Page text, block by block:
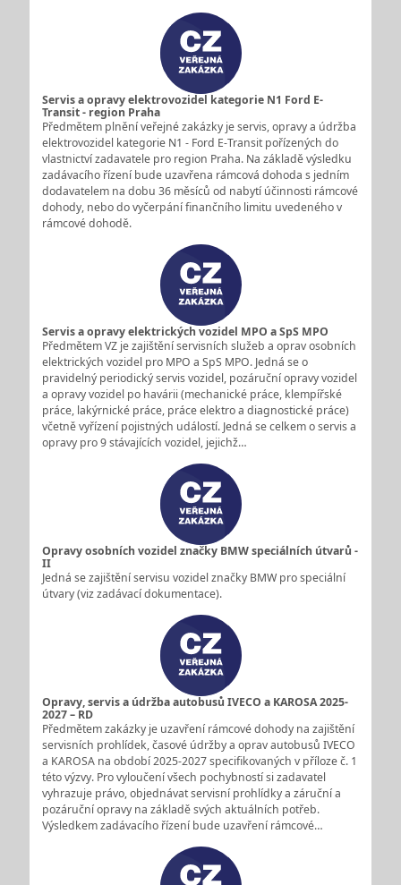
Servis a opravy elektrovozidel kategorie N1 Ford E-
Transit - region Praha
Předmětem plnění veřejné zakázky je servis, opravy a údržba
elektrovozidel kategorie N1 - Ford E-Transit pořízených do
vlastnictví zadavatele pro region Praha. Na základě výsledku
zadávacího řízení bude uzavřena rámcová dohoda s jedním
dodavatelem na dobu 36 měsíců od nabytí účinnosti rámcové
dohody, nebo do vyčerpání finančního limitu uvedeného v
rámcové dohodě.
Servis a opravy elektrických vozidel MPO a SpS MPO
Předmětem VZ je zajištění servisních služeb a oprav osobních
elektrických vozidel pro MPO a SpS MPO. Jedná se o
pravidelný periodický servis vozidel, pozáruční opravy vozidel
a opravy vozidel po havárii (mechanické práce, klempířské
práce, lakýrnické práce, práce elektro a diagnostické práce)
včetně vyřízení pojistných událostí. Jedná se celkem o servis a
opravy pro 9 stávajících vozidel, jejichž…
Opravy osobních vozidel značky BMW speciálních útvarů -
II
Jedná se zajištění servisu vozidel značky BMW pro speciální
útvary (viz zadávací dokumentace).
Opravy, servis a údržba autobusů IVECO a KAROSA 2025-
2027 – RD
Předmětem zakázky je uzavření rámcové dohody na zajištění
servisních prohlídek, časové údržby a oprav autobusů IVECO
a KAROSA na období 2025-2027 specifikovaných v příloze č. 1
této výzvy. Pro vyloučení všech pochybností si zadavatel
vyhrazuje právo, objednávat servisní prohlídky a záruční a
pozáruční opravy na základě svých aktuálních potřeb.
Výsledkem zadávacího řízení bude uzavření rámcové…